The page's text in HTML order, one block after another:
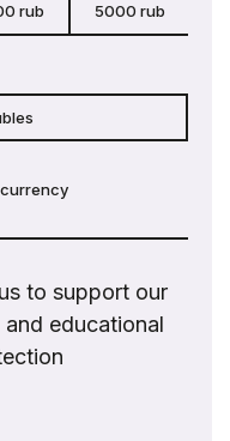
rub 5000 rub
to support our
educational